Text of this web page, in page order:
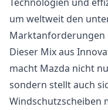
um weltweit den
Marktanforderungen
Dieser Mix aus
macht Mazda nicht
sondern stellt auch
Windschutzscheiben